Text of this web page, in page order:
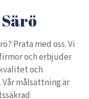
Prata med oss. Vi
och erbjuder
och
målsättning är